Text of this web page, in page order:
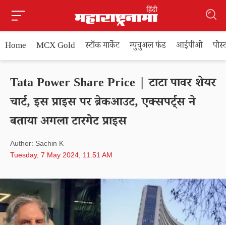
Home MCX Gold स्टॉक मार्केट म्युचुअल फंड आईपीओ
Tata Power Share Price | टाटा पावर शेयर
चार्ट, इस प्राइस पर ब्रेकआउट, एक्सपर्ट्स ने
बताया अगला टारगेट प्राइस
Author: Sachin K
Tuesday, 7 May 2024, 11.51 AM